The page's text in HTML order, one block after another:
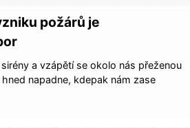
požárů je
a vzápětí se okolo nás přeženou
napadne, kdepak nám zase